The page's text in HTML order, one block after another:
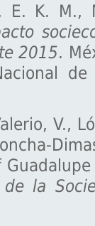
E. K. M.,
2015.
de
V.,
la